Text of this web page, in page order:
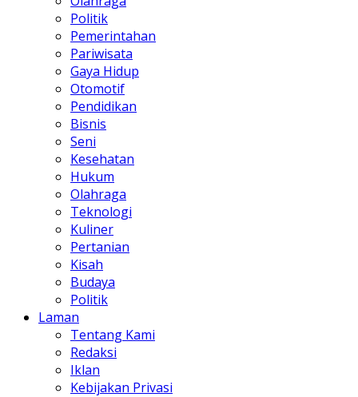
Politik
Pemerintahan
Pariwisata
Gaya Hidup
Otomotif
Pendidikan
Bisnis
Seni
Kesehatan
Hukum
Olahraga
Teknologi
Kuliner
Pertanian
Kisah
Budaya
Politik
Laman
Tentang Kami
Redaksi
Iklan
Kebijakan Privasi